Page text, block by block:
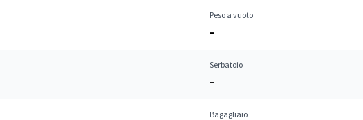
Peso a vuoto
–
Serbatoio
–
Bagagliaio